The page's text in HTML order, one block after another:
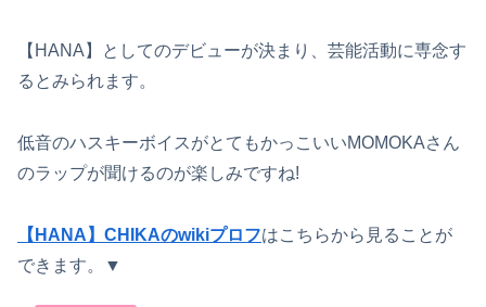
【HANA】としてのデビューが決まり、芸能活動に専念す
るとみられます。
低音のハスキーボイスがとてもかっこいいMOMOKAさん
のラップが聞けるのが楽しみですね!
【HANA】CHIKAのwikiプロフはこちらから見ることが
できます。▼